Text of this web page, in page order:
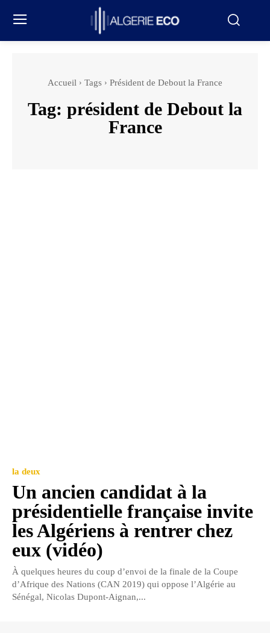
Accueil Tags Président de Debout la France
Tag: président de Debout la
France
la deux
Un ancien candidat à la
présidentielle française invite
les Algériens à rentrer chez
eux (vidéo)
À quelques heures du coup d’envoi de la finale de la Coupe
d’Afrique des Nations (CAN 2019) qui oppose l’Algérie au
Sénégal, Nicolas Dupont-Aignan,...